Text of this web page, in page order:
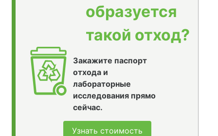
образуется
такой отход?
Закажите паспорт
отхода и
лабораторные
исследования прямо
сейчас.
Узнать стоимость